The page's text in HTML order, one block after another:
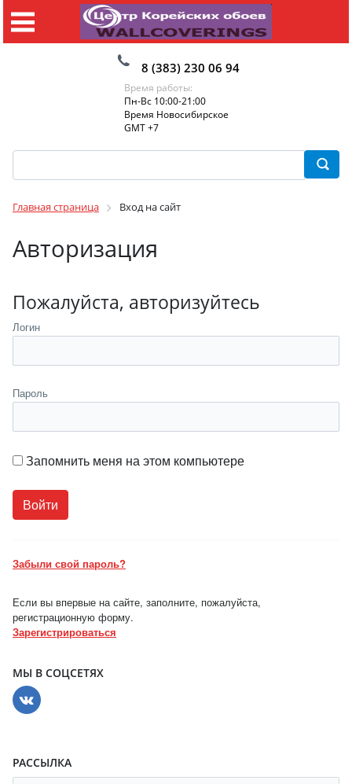
8 (383) 230 06 94
Время работы:
Пн-Вс 10:00-21:00
Время Новосибирское
GMT +7
Главная страница Вход на сайт
Авторизация
Пожалуйста, авторизуйтесь
Логин
Пароль
Запомнить меня на этом компьютере
Забыли свой пароль?
Если вы впервые на сайте, заполните, пожалуйста,
регистрационную форму.
Зарегистрироваться
МЫ В СОЦСЕТЯХ
РАССЫЛКА